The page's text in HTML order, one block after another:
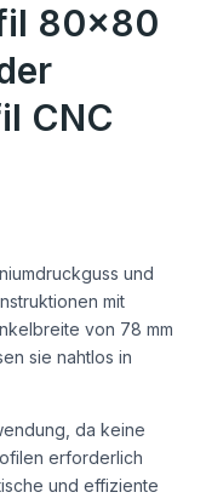
80×80
CNC
und
mit
von 78 mm
sie nahtlos in
da keine
erforderlich
und effiziente